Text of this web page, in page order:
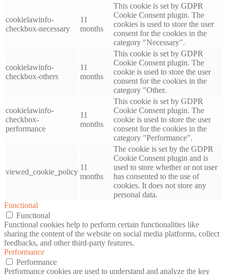
cookielawinfo-
checkbox-necessary
11
months
This cookie is set by GDPR
Cookie Consent plugin. The
cookies is used to store the user
consent for the cookies in the
category "Necessary".
cookielawinfo-
checkbox-others
11
months
This cookie is set by GDPR
Cookie Consent plugin. The
cookie is used to store the user
consent for the cookies in the
category "Other.
cookielawinfo-
checkbox-
performance
11
months
This cookie is set by GDPR
Cookie Consent plugin. The
cookie is used to store the user
consent for the cookies in the
category "Performance".
viewed_cookie_policy
11
months
The cookie is set by the GDPR
Cookie Consent plugin and is
used to store whether or not user
has consented to the use of
cookies. It does not store any
personal data.
Functional
Functional
Functional cookies help to perform certain functionalities like
sharing the content of the website on social media platforms, collect
feedbacks, and other third-party features.
Performance
Performance
Performance cookies are used to understand and analyze the key